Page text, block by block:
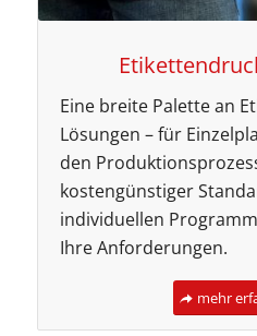
Eine breite Palette an
Lösungen – für
den
kostengünstiger
individuellen
Ihre Anforderungen.
mehr